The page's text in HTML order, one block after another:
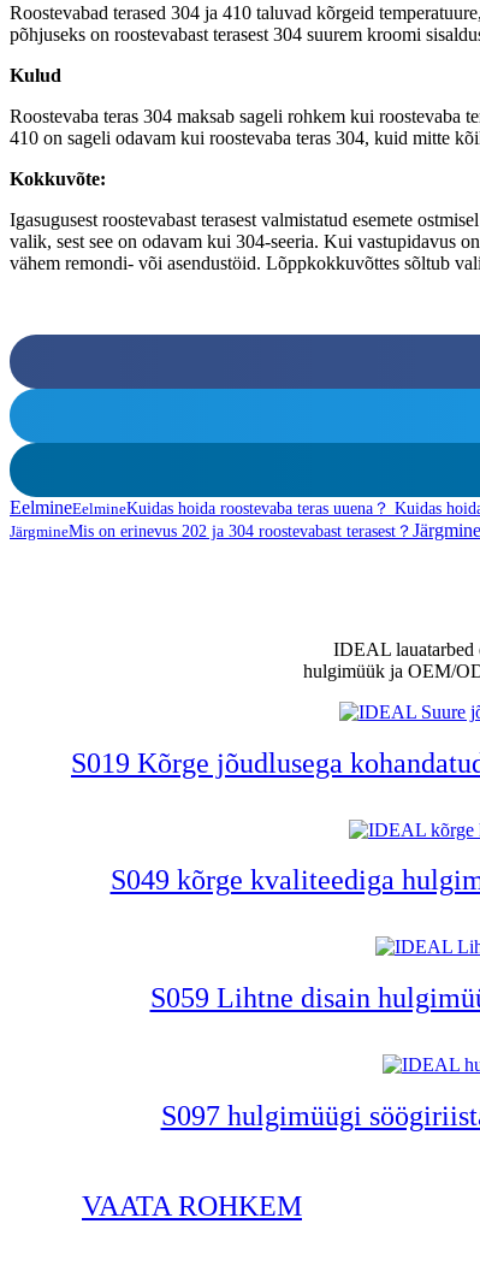
Roostevabad terased 304 ja 410 taluvad kõrgeid
põhjuseks on roostevabast terasest 304 suurem kroomi
Kulud
Roostevaba teras 304 maksab sageli rohkem kui roostevaba
410 on sageli odavam kui roostevaba teras 304, kuid mitte
Kokkuvõte:
Igasugusest roostevabast terasest valmistatud esemete
valik, sest see on odavam kui 304-seeria. Kui vastupidavus
vähem remondi- või asendustöid. Lõppkokkuvõttes sõltub
EelmineEelmineKuidas hoida roostevaba teras uuena？ Kuidas
JärgmineMis on erinevus 202 ja 304 roostevabast terasest？ Järgmine
IDEAL lauatarbed
hulgimüük ja OEM/
S019 Kõrge jõudlusega
S049 kõrge kvaliteediga
S059 Lihtne disain
S097 hulgimüügi
VAATA ROHKEM